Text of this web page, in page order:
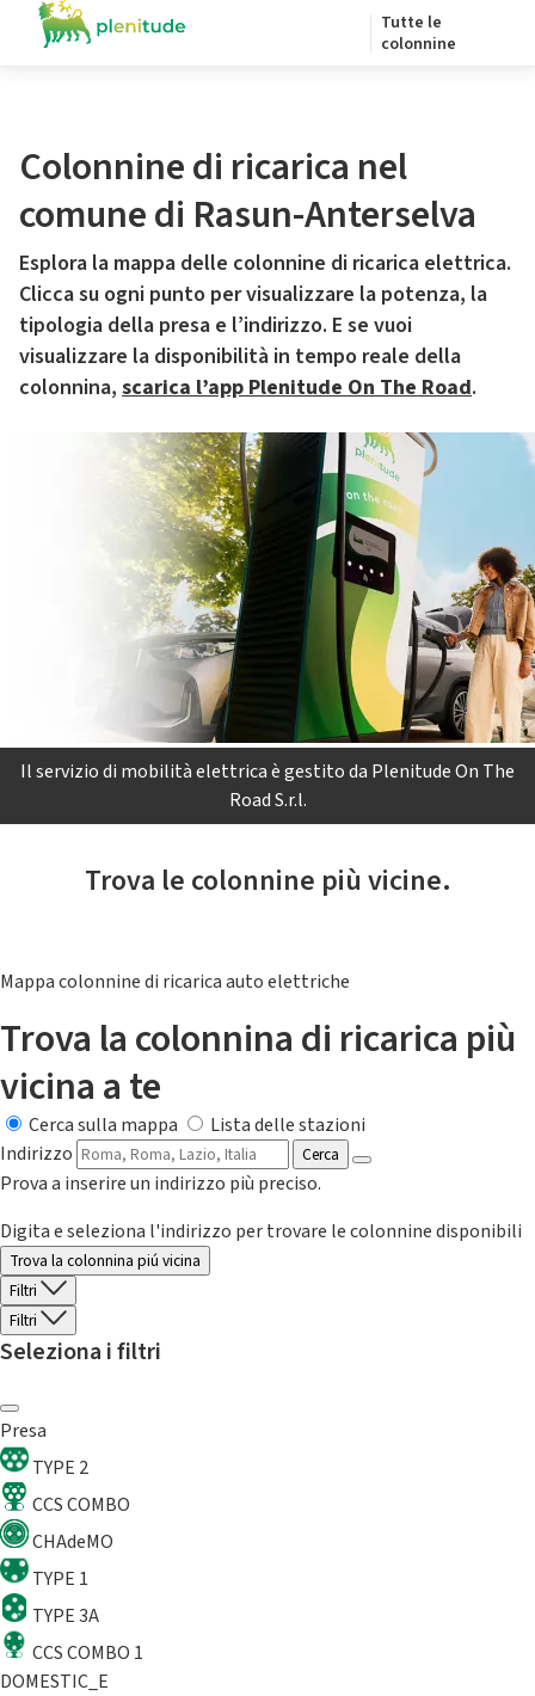
Tutte le
colonnine
Colonnine di ricarica nel
comune di Rasun-Anterselva
Esplora la mappa delle colonnine di ricarica elettrica.
Clicca su ogni punto per visualizzare la potenza, la
tipologia della presa e l’indirizzo. E se vuoi
visualizzare la disponibilità in tempo reale della
colonnina, scarica l’app Plenitude On The Road.
Il servizio di mobilità elettrica è gestito da Plenitude On The
Road S.r.l.
Trova le colonnine più vicine.
Mappa colonnine di ricarica auto elettriche
Trova la colonnina di ricarica più
vicina a te
Cerca sulla mappa
Lista delle stazioni
Indirizzo
Cerca
Prova a inserire un indirizzo più preciso.
Digita e seleziona l'indirizzo per trovare le colonnine disponibili
Trova la colonnina piú vicina
Filtri
Filtri
Seleziona i filtri
Presa
TYPE 2
CCS COMBO
CHAdeMO
TYPE 1
TYPE 3A
CCS COMBO 1
DOMESTIC_E